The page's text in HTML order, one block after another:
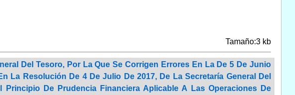
Tamaño:3 kb
Del Tesoro, Por La Que Se Corrigen Errores En La De 5 De Junio
La Resolución De 4 De Julio De 2017, De La Secretaría General Del
De Prudencia Financiera Aplicable A Las Operaciones De